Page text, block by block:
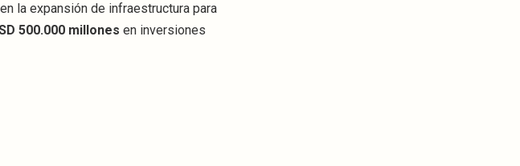
la expansión de infraestructura para
500.000 millones en inversiones